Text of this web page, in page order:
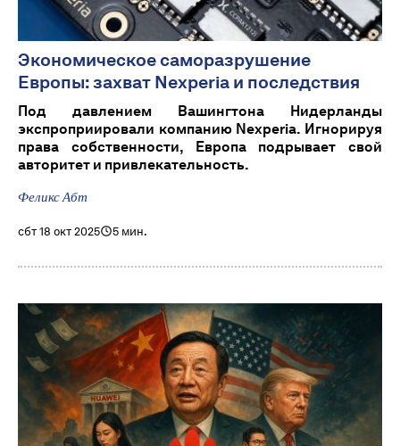
Экономическое саморазрушение
Европы: захват Nexperia и последствия
Под давлением Вашингтона Нидерланды
экспроприировали компанию Nexperia. Игнорируя
права собственности, Европа подрывает свой
авторитет и привлекательность.
Феликс Абт
сбт 18 окт 2025 5 мин.